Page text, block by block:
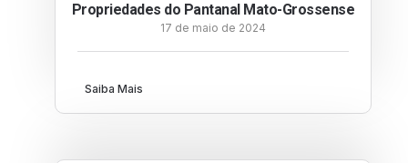
Propriedades do Pantanal Mato-Grossense
17 de maio de 2024
Saiba Mais